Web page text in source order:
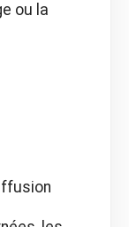
ou la